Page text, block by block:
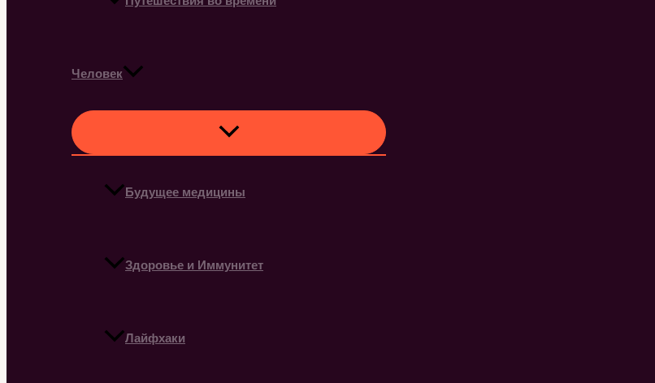
Человек
Будущее медицины
Здоровье и Иммунитет
Лайфхаки